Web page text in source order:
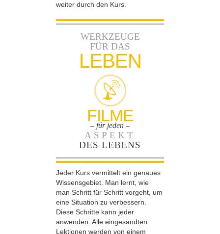
weiter durch den Kurs.
WERKZEUGE
FÜR DAS
LEBEN
FILME
– für jeden –
ASPEKT
DES LEBENS
Jeder Kurs vermittelt ein genaues
Wissensgebiet. Man lernt, wie
man Schritt für Schritt vorgeht, um
eine Situation zu verbessern.
Diese Schritte kann jeder
anwenden. Alle eingesandten
Lektionen werden von einem